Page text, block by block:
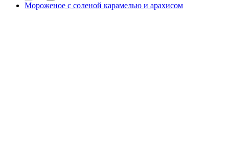
Мороженое с соленой карамелью и арахисом